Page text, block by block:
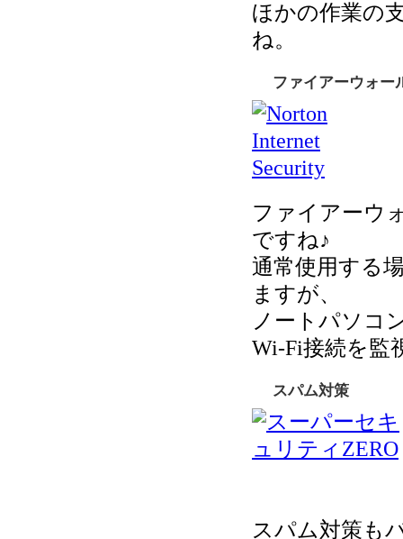
ほかの作業の
ね。
ファイアーウォー
ファイアーウ
ですね♪
通常使用する
ますが、
ノートパソコ
Wi-Fi接続を監
スパム対策
スパム対策も